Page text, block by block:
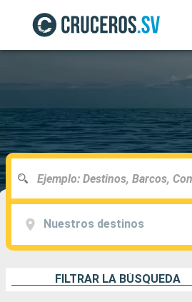
Nuestros destinos
FILTRAR LA BÚSQUEDA